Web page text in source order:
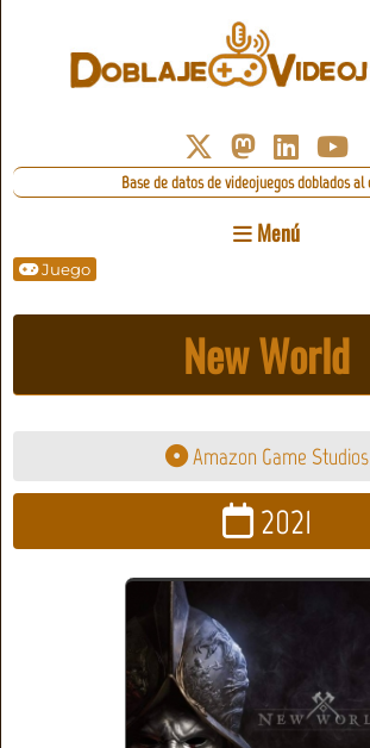
Base de datos de videojuegos doblados al
Menú
Juego
New World
Amazon Game Studios
2021